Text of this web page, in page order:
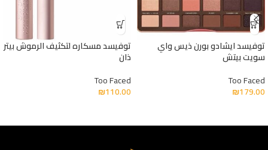
توفيسد ايشادو بورن ذيس واي
سويت بيتش
Too Faced
₪179.00
توفيسد مسكاره لتكثيف الرموش بيتر
ذان
Too Faced
₪110.00